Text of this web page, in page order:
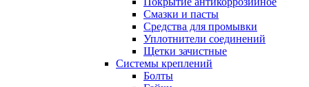
Смазки и пасты
Средства для промывки
Уплотнители соединений
Щетки зачистные
Системы креплений
Болты